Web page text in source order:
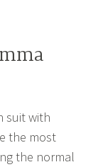
suit with
the most
the normal